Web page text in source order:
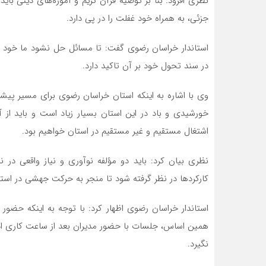
جزئی، به همراه خود غفلت را در پی دارد.
استاندار خراسان رضوی گفت: تا مسائل حل نشود ما خود
در سند تحول خود بر آن تاکید دارد.
وی با اشاره به اینکه استان خراسان رضوی برای مسیر
خورشیدی و باد در این استان بسیار زیاد است و باید از
اشتغال مستقیم و غیر مستقیم در استان خواهیم بود.
نظری بیان کرد: باید دو مؤلفه نوآوری و نیاز واقعی
کارکردها در نظر گرفته شود تا منجر به حرکت جهشی در
استاندار خراسان رضوی اظهار کرد: با توجه به اینکه
همین اساس، جلسات با حضور مدیران بعد از ساعت کاری
نگیرد.